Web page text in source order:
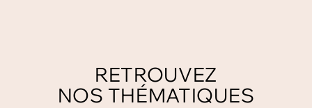
RETROUVEZ
NOS THÉMATIQUES